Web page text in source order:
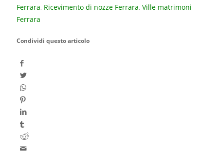
Ferrara, Ricevimento di nozze Ferrara, Ville matrimoni
Ferrara
Condividi questo articolo